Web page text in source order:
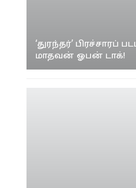
‘துரந்தர்’ பிரச்சாரப்
மாதவன் ஓபன் டாக்!